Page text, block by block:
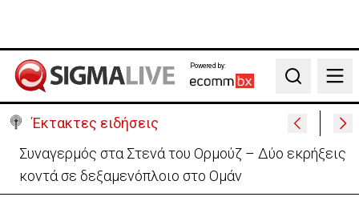
Powered by:
Search
Έκτακτες ειδήσεις
Καμίνι και σήμερα η Κύπρος – Πότε τίθεται σε ισχύ
κίτρινη προειδοποίηση